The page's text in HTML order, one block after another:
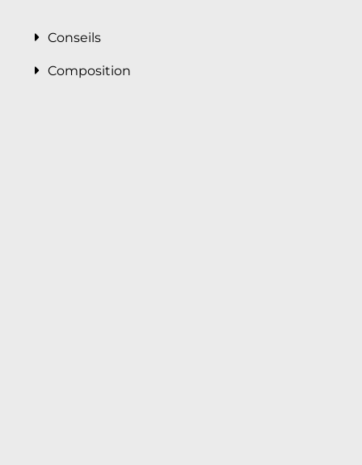
Conseils
Composition